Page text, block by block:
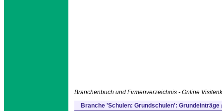
Branchenbuch und Firmenverzeichnis - Online
Branche 'Schulen: Grundschulen': Grundeinträge